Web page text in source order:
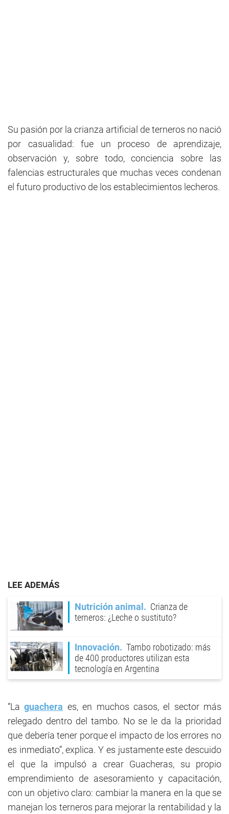
Su pasión por la crianza artificial de terneros no nació
por casualidad: fue un proceso de aprendizaje,
observación y, sobre todo, conciencia sobre las
falencias estructurales que muchas veces condenan
el futuro productivo de los establecimientos lecheros.
LEE ADEMÁS
Nutrición animal
Crianza de
terneros: ¿Leche o sustituto?
Innovación
Tambo robotizado: más
de 400 productores utilizan esta
tecnología en Argentina
“Laguachera es, en muchos casos, el sector más
relegado dentro del tambo. No se le da la prioridad
que debería tener porque el impacto de los errores no
es inmediato”, explica. Y es justamente este descuido
el que la impulsó a crear Guacheras, su propio
emprendimiento de asesoramiento y capacitación,
con un objetivo claro: cambiar la manera en la que se
manejan los terneros para mejorar la rentabilidad y la